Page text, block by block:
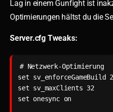
Lag in einem Gunfight ist
Optimierungen hältst du die
Server.cfg Tweaks:
# Netzwerk-Optimierung
set sv_enforceGameBuild
set sv_maxClients 32
set onesync on